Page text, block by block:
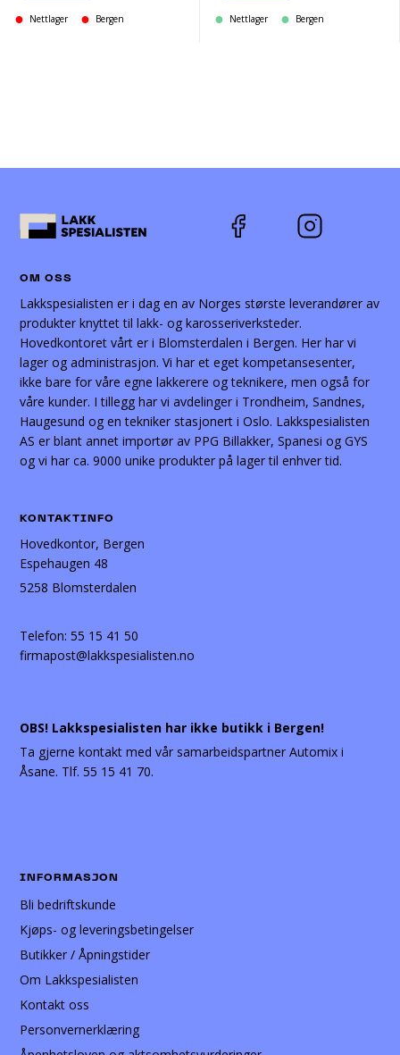
Nettlager Bergen Nettlager Bergen
OM OSS
Lakkspesialisten er i dag en av Norges største leverandører av
produkter knyttet til lakk- og karosseriverksteder.
Hovedkontoret vårt er i Blomsterdalen i Bergen. Her har vi
lager og administrasjon. Vi har et eget kompetansesenter,
ikke bare for våre egne lakkerere og teknikere, men også for
våre kunder. I tillegg har vi avdelinger i Trondheim, Sandnes,
Haugesund og en tekniker stasjonert i Oslo. Lakkspesialisten
AS er blant annet importør av PPG Billakker, Spanesi og GYS
og vi har ca. 9000 unike produkter på lager til enhver tid.
KONTAKTINFO
Hovedkontor, Bergen
Espehaugen 48
5258 Blomsterdalen
Telefon:55 15 41 50
firmapost@lakkspesialisten.no
OBS! Lakkspesialisten har ikke butikk i Bergen!
Ta gjerne kontakt med vår samarbeidspartner Automix i
Åsane. Tlf. 55 15 41 70.
INFORMASJON
Bli bedriftskunde
Kjøps- og leveringsbetingelser
Butikker / Åpningstider
Om Lakkspesialisten
Kontakt oss
Personvernerklæring